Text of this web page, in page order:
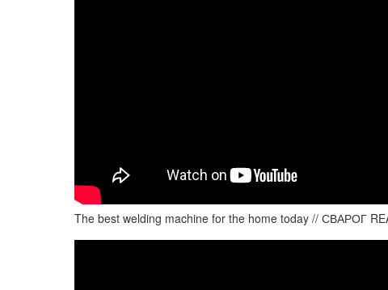
The best welding machine for the home today // СВАРОГ